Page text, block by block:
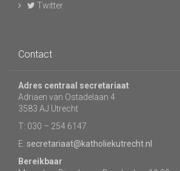
Twitter
Contact
Adres centraal secretariaat
Adriaen van Ostadelaan 4
3583 AJ Utrecht
T: 030 – 254 6147
E: secretariaat@katholiekutrecht.nl
Bereikbaar